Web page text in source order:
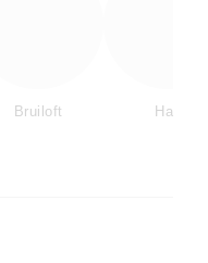
Bruiloft Hart